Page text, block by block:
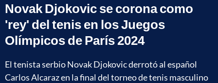
Novak Djokovic se corona como
'rey' del tenis en los Juegos
Olímpicos de París 2024
El tenista serbio Novak Djokovic derrotó al español
Carlos Alcaraz en la final del torneo de tenis masculino